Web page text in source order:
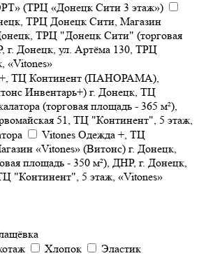
(ТРЦ «Донецк Сити 3 этаж»)
ТРЦ Донецк Сити, Магазин
ТРЦ "Донецк Сити" (торговая
г. Донецк, ул. Артёма 130, ТРЦ
«Vitones»
+, ТЦ Континент (ПАНОРАМА),
Инвентарь+) г. Донецк, ТЦ
(торговая площадь - 365 м²),
51, ТЦ "Континент", 5 этаж,
Vitones Одежда +, ТЦ
«Vitones» (Витонс) г. Донецк,
площадь - 350 м²), ДНР, г. Донецк,
"Континент", 5 этаж, «Vitones»
Хлопок
Эластик